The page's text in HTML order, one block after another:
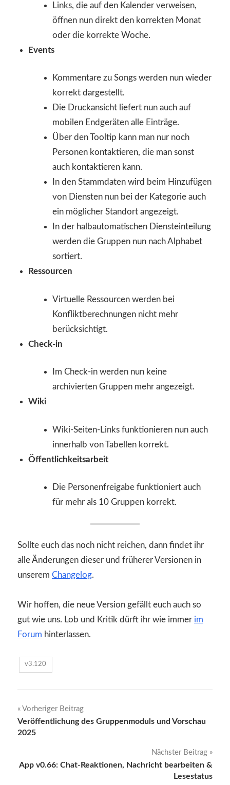
Links, die auf den Kalender verweisen,
öffnen nun direkt den korrekten Monat
oder die korrekte Woche.
Events
Kommentare zu Songs werden nun wieder
korrekt dargestellt.
Die Druckansicht liefert nun auch auf
mobilen Endgeräten alle Einträge.
Über den Tooltip kann man nur noch
Personen kontaktieren, die man sonst
auch kontaktieren kann.
In den Stammdaten wird beim Hinzufügen
von Diensten nun bei der Kategorie auch
ein möglicher Standort angezeigt.
In der halbautomatischen Diensteinteilung
werden die Gruppen nun nach Alphabet
sortiert.
Ressourcen
Virtuelle Ressourcen werden bei
Konfliktberechnungen nicht mehr
berücksichtigt.
Check-in
Im Check-in werden nun keine
archivierten Gruppen mehr angezeigt.
Wiki
Wiki-Seiten-Links funktionieren nun auch
innerhalb von Tabellen korrekt.
Öffentlichkeitsarbeit
Die Personenfreigabe funktioniert auch
für mehr als 10 Gruppen korrekt.
Sollte euch das noch nicht reichen, dann findet ihr
alle Änderungen dieser und früherer Versionen in
unserem Changelog.
Wir hoffen, die neue Version gefällt euch auch so
gut wie uns. Lob und Kritik dürft ihr wie immer im
Forum hinterlassen.
v3.120
Beitragsnavigation
Vorheriger Beitrag
Veröffentlichung des Gruppenmoduls und Vorschau
2025
Nächster Beitrag
App v0.66: Chat-Reaktionen, Nachricht bearbeiten &
Lesestatus